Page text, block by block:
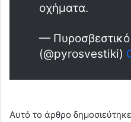
οχήματα.
—
(@pyrosvestiki)
Αυτό το άρθρο δημοσιεύτηκε